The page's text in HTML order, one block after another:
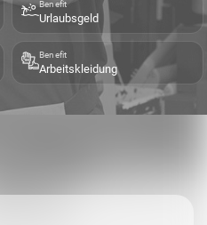
Benefit
Urlaubsgeld
Benefit
Arbeitskleidung